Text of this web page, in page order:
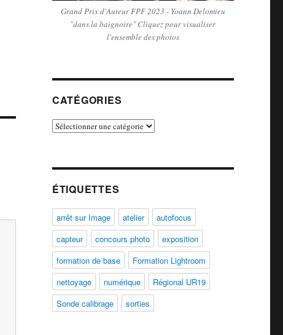
Grand Prix d'Auteur FPF 2023 - Yoann Delomieu
"dans la baignoire" Cliquez pour visualiser
l'ensemble des photos
CATÉGORIES
Catégories
ÉTIQUETTES
arrêt sur Image atelier
autofocus
capteur
concours photo
exposition
formation de base
Formation Lightroom
nettoyage
numérique
Régional UR19
Sonde calibrage
sorties